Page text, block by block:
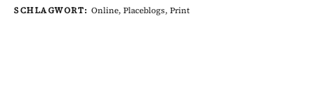
SCHLAGWORT: Online, Placeblogs, Print